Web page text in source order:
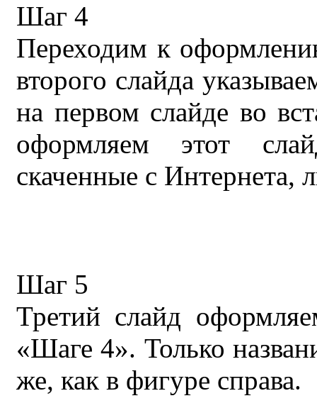
Шаг 4
Переходим к
второго слайда
на первом слайде во
оформляем этот
скаченные с Интернета,
Шаг 5
Третий слайд
«Шаге 4». Только
же, как в фигуре справа.